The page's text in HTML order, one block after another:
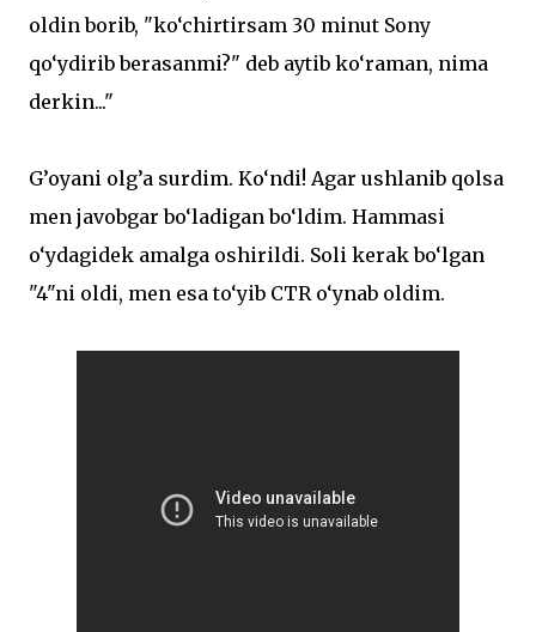
oldin borib, "ko‘chirtirsam 30 minut Sony
qo‘ydirib berasanmi?" deb aytib ko‘raman, nima
derkin..."
G’oyani olg’a surdim. Ko‘ndi! Agar ushlanib qolsa
men javobgar bo‘ladigan bo‘ldim. Hammasi
o‘ydagidek amalga oshirildi. Soli kerak bo‘lgan
"4"ni oldi, men esa to‘yib CTR o‘ynab oldim.